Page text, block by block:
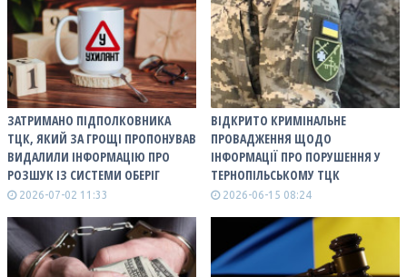
ЗАТРИМАНО ПІДПОЛКОВНИКА
ТЦК, ЯКИЙ ЗА ГРОЩІ ПРОПОНУВАВ
ВИДАЛИЛИ ІНФОРМАЦІЮ ПРО
РОЗШУК ІЗ СИСТЕМИ ОБЕРІГ
2026-07-02 11:33
ВІДКРИТО КРИМІНАЛЬНЕ
ПРОВАДЖЕННЯ ЩОДО
ІНФОРМАЦІЇ ПРО ПОРУШЕННЯ У
ТЕРНОПІЛЬСЬКОМУ ТЦК
2026-06-15 08:24